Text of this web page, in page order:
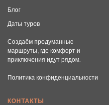
Блог
Даты туров
Создаём продуманные
маршруты, где комфорт и
приключения идут рядом.
Политика конфиденциальности
КОНТАКТЫ